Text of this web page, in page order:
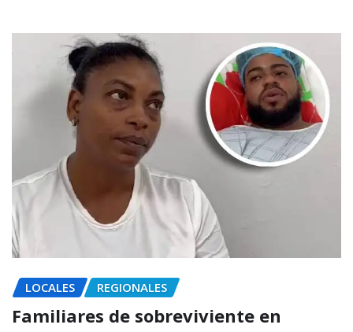
LOCALES REGIONALES
Familiares de sobreviviente en